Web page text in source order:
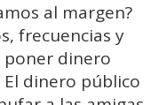
al margen?
frecuencias y
poner dinero
dinero público